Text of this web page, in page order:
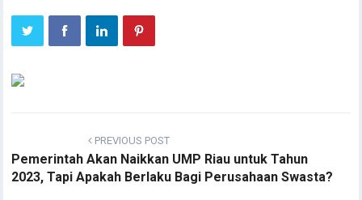
PREVIOUS POST
Pemerintah Akan Naikkan UMP Riau untuk Tahun
2023, Tapi Apakah Berlaku Bagi Perusahaan Swasta?